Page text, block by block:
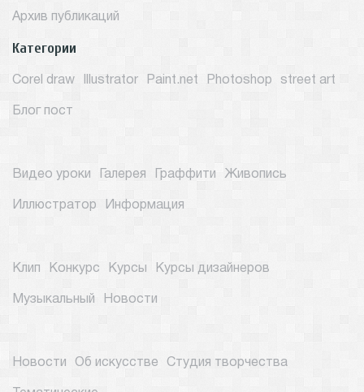
Архив публикаций
Категории
Corel draw Illustrator Paint.net Photoshop street art
Блог пост
Видео уроки Галерея Граффити Живопись
Иллюстратор Информация
Клип Конкурс Курсы Курсы дизайнеров
Музыкальный Новости
Новости Об искусстве Студия творчества